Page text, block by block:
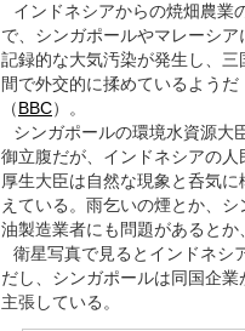
インドネシアからの焼畑農業
で、シンガポールやマレーシア
記録的な大気汚染が発生し、三
間で外交的に揉めているようだ
（BBC）。
シンガポールの環境水資源大
御立腹だが、インドネシアの人
厚生大臣は自然な現象と呑気に
えている。雨乞いの煙とか、
油製造業者にも問題があると
衛星写真で見るとインドネシ
だし、シンガポールは同国企
主張している。